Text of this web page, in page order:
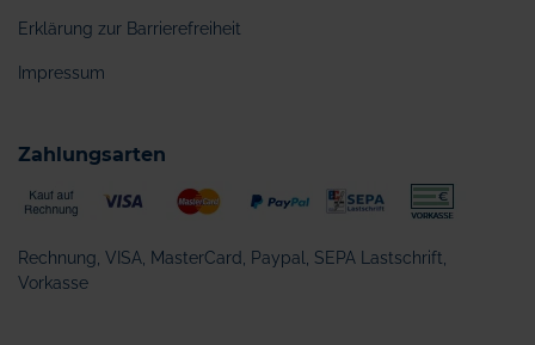
Erklärung zur Barrierefreiheit
Impressum
Zahlungsarten
Rechnung, VISA, MasterCard, Paypal, SEPA Lastschrift,
Vorkasse